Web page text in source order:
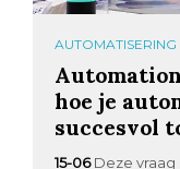
AUTOMATISERING
hoe je
succesvol
15-06 Deze vraag